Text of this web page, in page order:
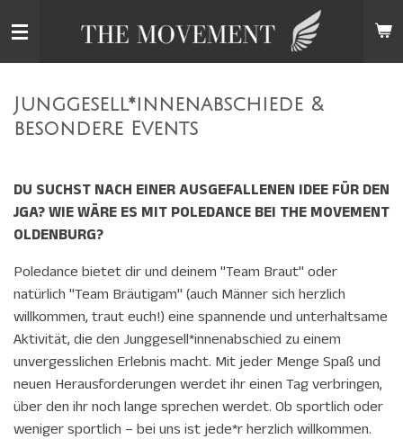
Hauptinhalt
springen
Junggesell*innenabschiede &
besondere Events
DU SUCHST NACH EINER AUSGEFALLENEN IDEE FÜR DEN
JGA?WIE WÄRE ES MIT POLEDANCE BEI THE MOVEMENT
OLDENBURG?
Poledance bietet dir und deinem "Team Braut" oder
natürlich "Team Bräutigam" (auch Männer sich herzlich
willkommen, traut euch!) eine spannende und unterhaltsame
Aktivität, die den Junggesell*innenabschied zu einem
unvergesslichen Erlebnis macht. Mit jeder Menge Spaß und
neuen Herausforderungen werdet ihr einen Tag verbringen,
über den ihr noch lange sprechen werdet. Ob sportlich oder
weniger sportlich – bei uns ist jede*r herzlich willkommen.